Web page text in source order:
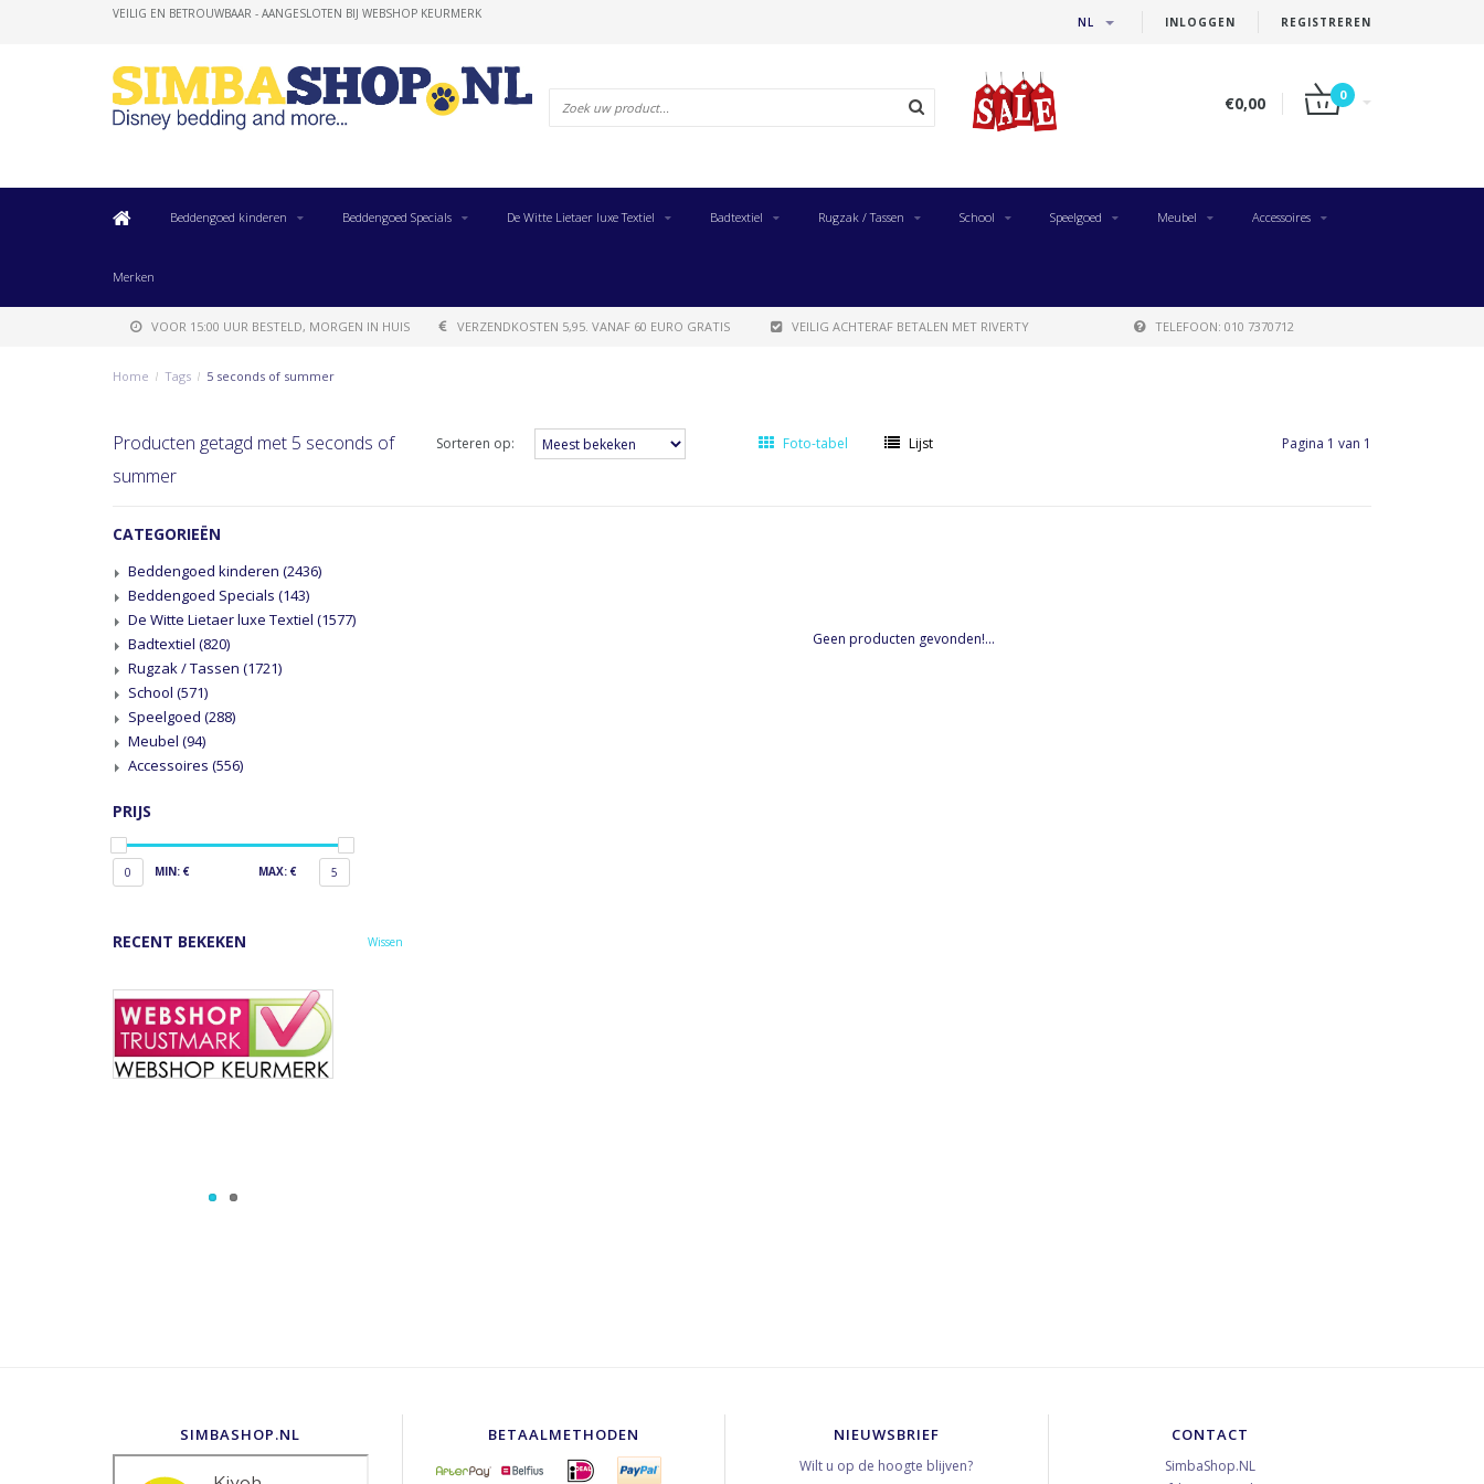
INLOGGEN REGISTREREN
NL
VEILIG EN BETROUWBAAR - AANGESLOTEN BIJ WEBSHOP KEURMERK
€0,00 0
Beddengoed kinderen Beddengoed Specials De Witte Lietaer luxe Textiel Badtextiel Rugzak / Tassen School Speelgoed Meubel Accessoires
Merken
VOOR 15:00 UUR BESTELD, MORGEN IN HUIS VERZENDKOSTEN 5,95. VANAF 60 EURO GRATIS VEILIG ACHTERAF BETALEN MET RIVERTY TELEFOON: 010 7370712
Home / Tags / 5 seconds of summer
Producten getagd met 5 seconds of
summer
Sorteren op: Foto-tabel Lijst Pagina 1 van 1
CATEGORIEËN
Beddengoed kinderen (2436)
Beddengoed Specials (143)
De Witte Lietaer luxe Textiel (1577)
Badtextiel (820)
Rugzak / Tassen (1721)
School (571)
Speelgoed (288)
Meubel (94)
Accessoires (556)
PRIJS
0 MIN: € MAX: € 5
RECENT BEKEKEN Wissen
Geen producten gevonden!...
SIMBASHOP.NL BETAALMETHODEN NIEUWSBRIEF
Wilt u op de hoogte blijven?
CONTACT
SimbaShop.NL